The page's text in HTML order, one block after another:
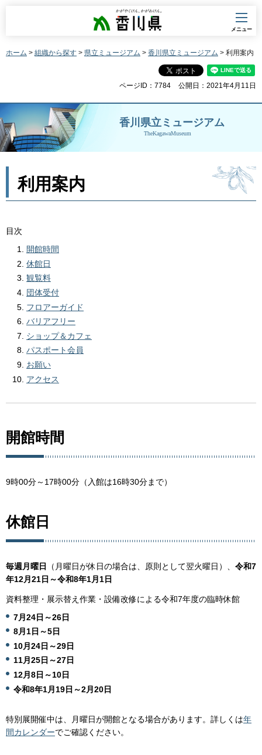
香川県
メニュー
ホーム > 組織から探す > 県立ミュージアム > 香川県立ミュージアム > 利用案内
ページID：7784 公開日：2021年4月11日
香川県立ミュージアム
TheKagawaMuseum
利用案内
目次
開館時間
休館日
観覧料
団体受付
フロアーガイド
バリアフリー
ショップ＆カフェ
パスポート会員
お願い
アクセス
開館時間
9時00分～17時00分（入館は16時30分まで）
休館日
毎週月曜日 （月曜日が休日の場合は、原則として翌火曜日）、 令和7
年12月21日～令和8年1月1日
資料整理・展示替え作業・設備改修による令和7年度の臨時休館
7月24日～26日
8月1日～5日
10月24日～29日
11月25日～27日
12月8日～10日
令和8年1月19日～2月20日
特別展開催中は、月曜日が開館となる場合があります。詳しくは年
間カレンダーでご確認ください。